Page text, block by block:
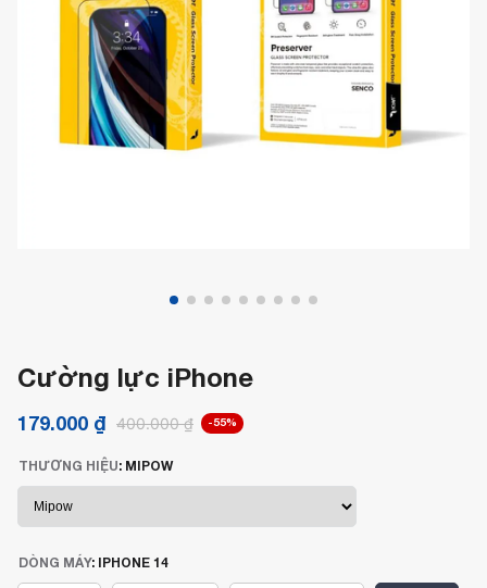
Cường lực iPhone
400.000₫
179.000 ₫ -55%
THƯƠNG HIỆU: MIPOW
DÒNG MÁY: IPHONE 14